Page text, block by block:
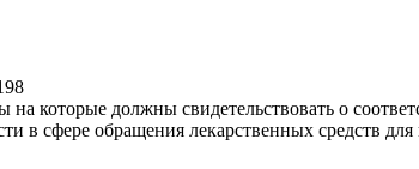
которые должны свидетельствовать о
в сфере обращения лекарственных средств